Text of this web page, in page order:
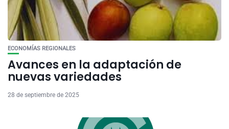
ECONOMÍAS REGIONALES
Avances en la adaptación de
nuevas variedades
28 de septiembre de 2025